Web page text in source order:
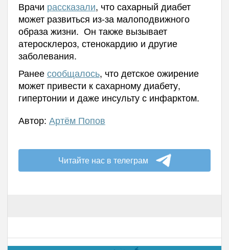
Врачи рассказали, что сахарный диабет
может развиться из-за малоподвижного
образа жизни. Он также вызывает
атеросклероз, стенокардию и другие
заболевания.
Ранеесообщалось, что детское ожирение
может привести к сахарному диабету,
гипертонии и даже инсульту с инфарктом.
Автор: Артём Попов
Читайте нас в телеграм